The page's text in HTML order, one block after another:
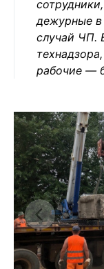
дежурные в
случай ЧП.
рабочие —